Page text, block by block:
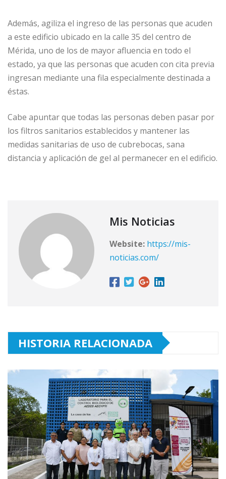
Además, agiliza el ingreso de las personas que acuden
a este edificio ubicado en la calle 35 del centro de
Mérida, uno de los de mayor afluencia en todo el
estado, ya que las personas que acuden con cita previa
ingresan mediante una fila especialmente destinada a
éstas.
Cabe apuntar que todas las personas deben pasar por
los filtros sanitarios establecidos y mantener las
medidas sanitarias de uso de cubrebocas, sana
distancia y aplicación de gel al permanecer en el edificio.
Mis Noticias
Website: https://mis-
noticias.com/
HISTORIA RELACIONADA